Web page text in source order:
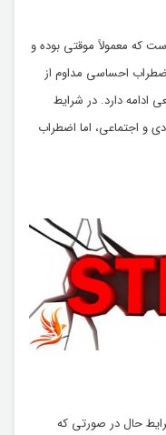
که معمولاً موقتی بوده و
احساسی مداوم از
دارد. در شرایط
و اجتماعی، اما اضطراب
حال در صورتی که